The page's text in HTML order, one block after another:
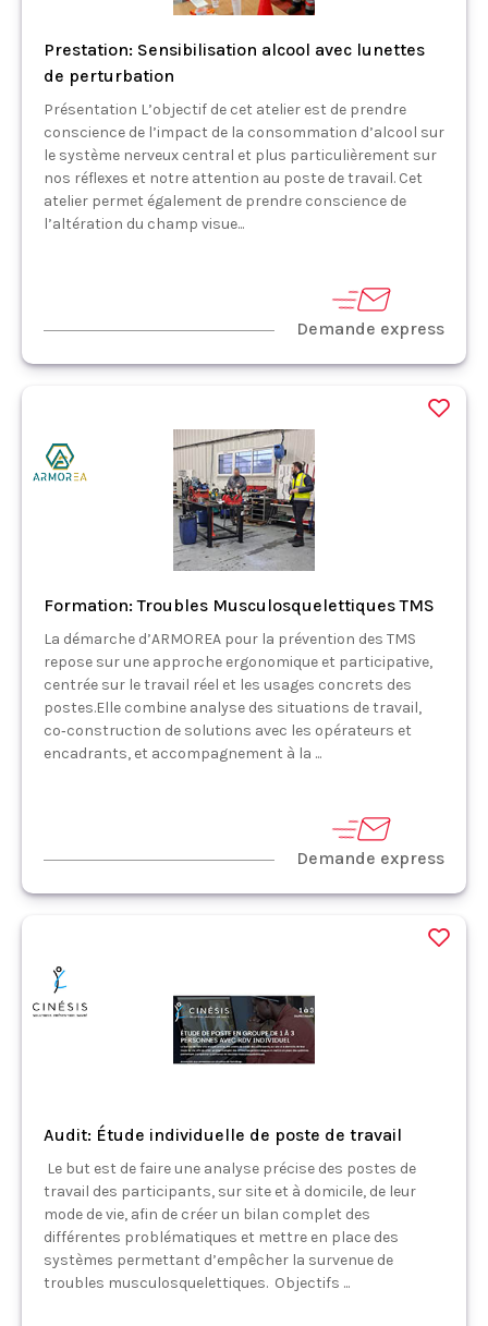
Prestation: Sensibilisation alcool avec lunettes
de perturbation
Présentation L’objectif de cet atelier est de prendre
conscience de l’impact de la consommation d’alcool sur
le système nerveux central et plus particulièrement sur
nos réflexes et notre attention au poste de travail. Cet
atelier permet également de prendre conscience de
l’altération du champ visue...
Demande express
Formation: Troubles Musculosquelettiques TMS
La démarche d’ARMOREA pour la prévention des TMS
repose sur une approche ergonomique et participative,
centrée sur le travail réel et les usages concrets des
postes.Elle combine analyse des situations de travail,
co‑construction de solutions avec les opérateurs et
encadrants, et accompagnement à la ...
Demande express
Audit: Étude individuelle de poste de travail
Le but est de faire une analyse précise des postes de
travail des participants, sur site et à domicile, de leur
mode de vie, afin de créer un bilan complet des
différentes problématiques et mettre en place des
systèmes permettant d’empêcher la survenue de
troubles musculosquelettiques. Objectifs ...